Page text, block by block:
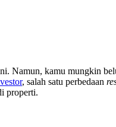
Namun, kamu mungkin
, salah satu perbedaan
properti.